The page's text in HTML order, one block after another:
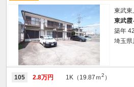
東武東
東武霞
築年
埼玉県
105 2.8万円 1K（19.87ｍ2 ）